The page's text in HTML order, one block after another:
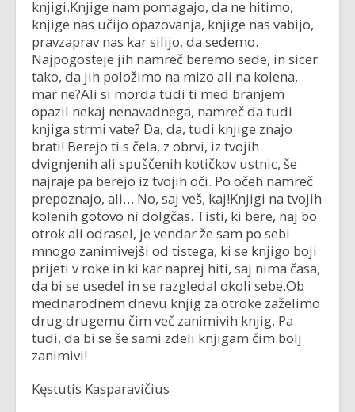
knjigi.Knjige nam pomagajo, da ne hitimo,
knjige nas učijo opazovanja, knjige nas vabijo,
pravzaprav nas kar silijo, da sedemo.
Najpogosteje jih namreč beremo sede, in sicer
tako, da jih položimo na mizo ali na kolena,
mar ne?Ali si morda tudi ti med branjem
opazil nekaj nenavadnega, namreč da tudi
knjiga strmi vate? Da, da, tudi knjige znajo
brati! Berejo ti s čela, z obrvi, iz tvojih
dvignjenih ali spuščenih kotičkov ustnic, še
najraje pa berejo iz tvojih oči. Po očeh namreč
prepoznajo, ali… No, saj veš, kaj!Knjigi na tvojih
kolenih gotovo ni dolgčas. Tisti, ki bere, naj bo
otrok ali odrasel, je vendar že sam po sebi
mnogo zanimivejši od tistega, ki se knjigo boji
prijeti v roke in ki kar naprej hiti, saj nima časa,
da bi se usedel in se razgledal okoli sebe.Ob
mednarodnem dnevu knjig za otroke zaželimo
drug drugemu čim več zanimivih knjig. Pa
tudi, da bi se še sami zdeli knjigam čim bolj
zanimivi!
Kęstutis Kasparavičius